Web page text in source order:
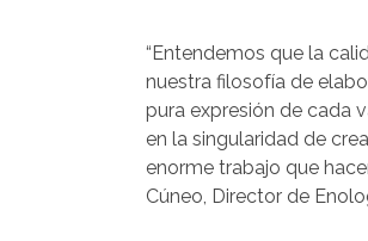
“Entendemos que la
nuestra filosofía de
pura expresión de cada
en la singularidad de
enorme trabajo que
Cúneo, Director de